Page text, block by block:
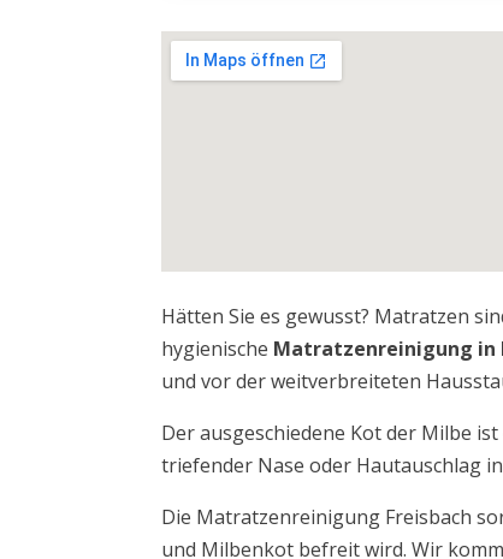
Hätten Sie es gewusst? Matratzen
hygienische Matratzenreinigung in
und vor der weitverbreiteten
Der ausgeschiedene Kot der Milbe
triefender Nase oder Hautauschlag
Die Matratzenreinigung Freisbach
und Milbenkot befreit wird. Wir